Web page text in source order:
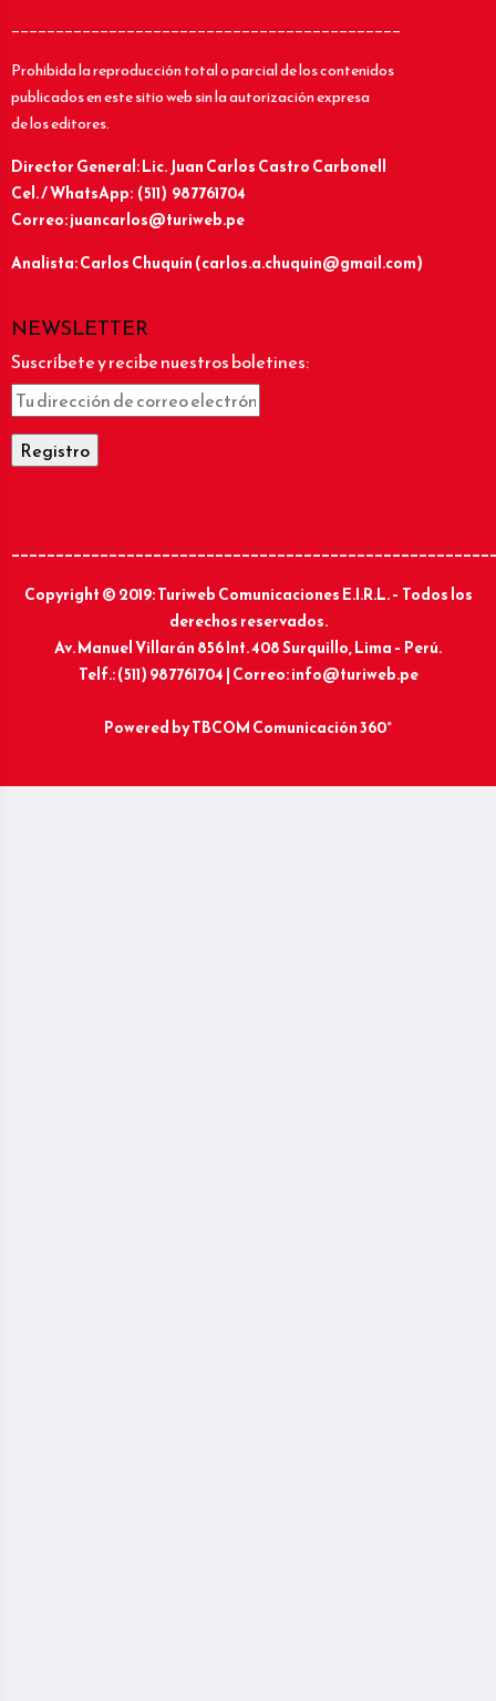
____________________________________________
Prohibida la reproducción total o parcial de los contenidos
publicados en este sitio web sin la autorización expresa
de los editores.
Director General: Lic.Juan Carlos Castro Carbonell
Cel. / WhatsApp: (511) 987761704
Correo: juancarlos@turiweb.pe
Analista: Carlos Chuquín (carlos.a.chuquin@gmail.com)
NEWSLETTER
Suscríbete y recibe nuestros boletines:
Copyright © 2019: Turiweb Comunicaciones E.I.R.L. – Todos los
derechos reservados.
Av. Manuel Villarán 856 Int. 408 Surquillo, Lima – Perú.
Telf.: (511) 987761704 | Correo: info@turiweb.pe
Powered byTBCOM Comunicación 360°